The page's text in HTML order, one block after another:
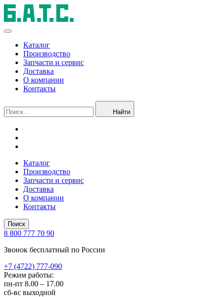
Каталог
Производство
Запчасти и сервис
Доставка
О компании
Контакты
Найти
Каталог
Производство
Запчасти и сервис
Доставка
О компании
Контакты
Поиск
8 800 777 70 90
Звонок бесплатный по России
+7 (4722) 777-090
Режим работы:
пн-пт 8.00 – 17.00
сб-вс выходной